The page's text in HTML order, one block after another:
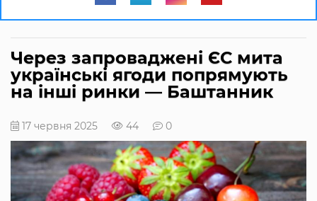
Через запроваджені ЄС мита
українські ягоди попрямують
на інші ринки — Баштанник
17 червня 2025 44 0